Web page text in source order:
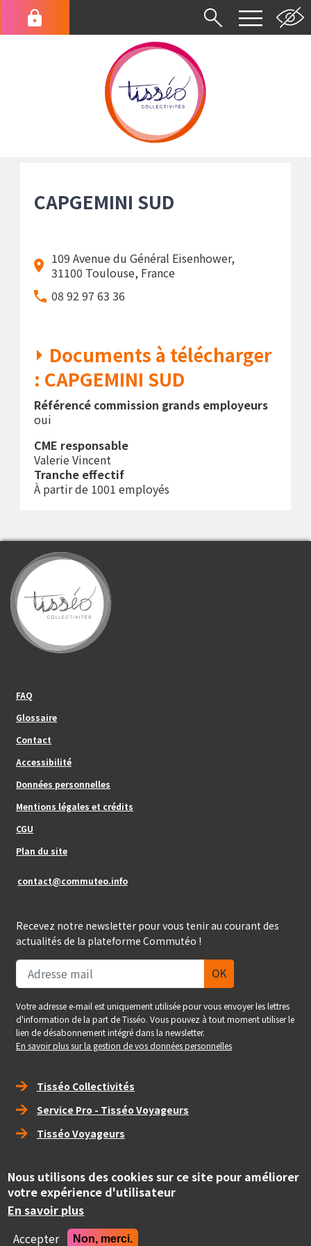
contenu
Menu
du
CAPGEMINI SUD
109 Avenue du Général Eisenhower,
31100 Toulouse, France
08 92 97 63 36
Documents à télécharger
: CAPGEMINI SUD
Référencé commission grands employeurs
oui
CME responsable
Valerie Vincent
Tranche effectif
À partir de 1001 employés
FAQ
Glossaire
Contact
Footer_center
Accessibilité
Données personnelles
Mentions légales et crédits
CGU
Plan du site
contact@commuteo.info
Recevez notre newsletter pour vous tenir au courant des
actualités de la plateforme Commutéo !
Votre adresse e-mail est uniquement utilisée pour vous envoyer les lettres
d'information de la part de Tisséo. Vous pouvez à tout moment utiliser le
lien de désabonnement intégré dans la newsletter.
En savoir plus sur la gestion de vos données personnelles
Right_footer
Tisséo Collectivités
Service Pro - Tisséo Voyageurs
Tisséo Voyageurs
Copyright
© Tisséo Collectivités 2020 - Autorité organisatrice des
mobilités de la grande agglomération toulousaine.
Nous utilisons des cookies sur ce site pour améliorer
votre expérience d'utilisateur
En savoir plus
Accepter
Non, merci.